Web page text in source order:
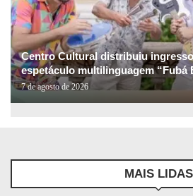
Centro Cultural distribuiu
espetáculo multilinguagem “Fubá
7 de agosto de 2026
MAIS LIDAS